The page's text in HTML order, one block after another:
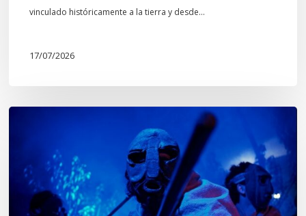
Mapuche»
vinculado históricamente a la tierra y desde…
17/07/2026
tiempos
Wiñoy